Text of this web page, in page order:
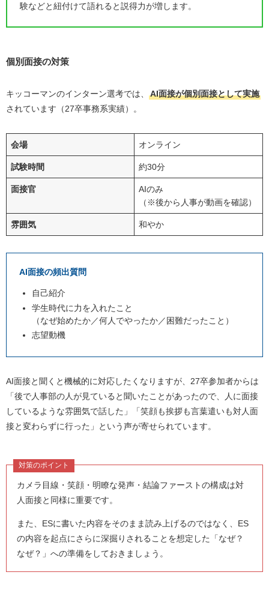
験などと紐付けて語れると説得力が増します。
個別面接の対策
キッコーマンのインターン選考では、
AI面接が個別面接として実施
されています（27卒事務系実績）。
会場 オンライン
試験時間 約30分
面接官
AIのみ
（※後から人事が動画を確認）
雰囲気 和やか
AI面接の頻出質問
自己紹介
学生時代に力を入れたこと
（なぜ始めたか／何人でやったか／困難だったこと）
志望動機
AI面接と聞くと機械的に対応したくなりますが、27卒参加者からは
「後で人事部の人が見ていると聞いたことがあったので、人に面接
しているような雰囲気で話した」「笑顔も挨拶も言葉遣いも対人面
接と変わらずに行った」という声が寄せられています。
対策のポイント
カメラ目線・笑顔・明瞭な発声・結論ファーストの構成は対
人面接と同様に重要です。
また、ESに書いた内容をそのまま読み上げるのではなく、ES
の内容を起点にさらに深掘りされることを想定した「なぜ？
なぜ？」への準備をしておきましょう。